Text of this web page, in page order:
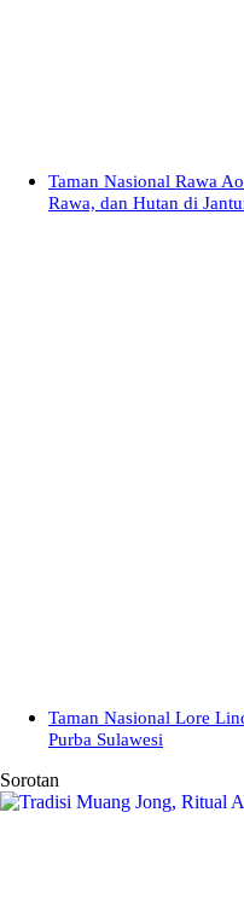
Taman Nasional Rawa
Rawa, dan Hutan di
Taman Nasional Lore
Purba Sulawesi
Sorotan